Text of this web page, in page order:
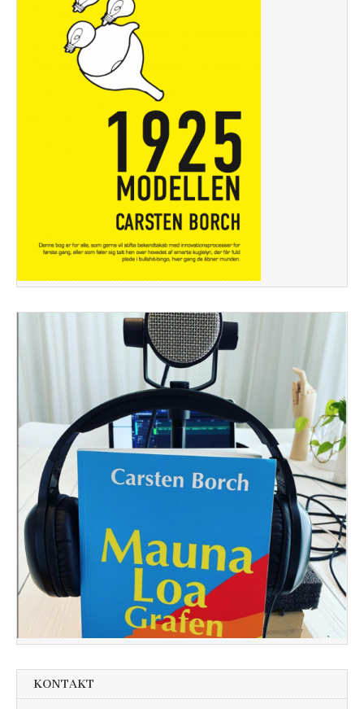
KONTAKT